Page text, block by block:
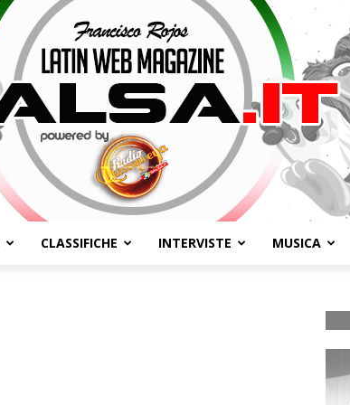
CLASSIFICHE INTERVISTE MUSICA